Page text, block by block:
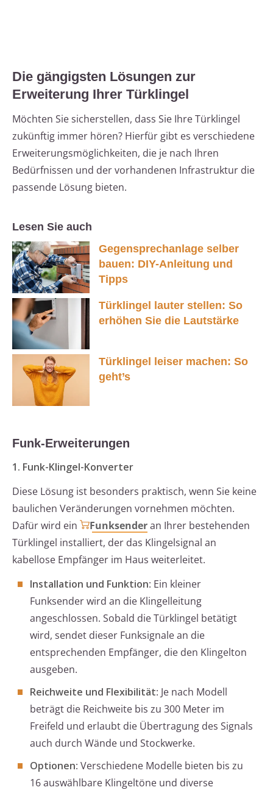
Die gängigsten Lösungen zur
Erweiterung Ihrer Türklingel
Möchten Sie sicherstellen, dass Sie Ihre Türklingel
zukünftig immer hören? Hierfür gibt es verschiedene
Erweiterungsmöglichkeiten, die je nach Ihren
Bedürfnissen und der vorhandenen Infrastruktur die
passende Lösung bieten.
Lesen Sie auch
Gegensprechanlage selber
bauen: DIY-Anleitung und
Tipps
Türklingel lauter stellen: So
erhöhen Sie die Lautstärke
Türklingel leiser machen: So
geht’s
Funk-Erweiterungen
1. Funk-Klingel-Konverter
Diese Lösung ist besonders praktisch, wenn Sie keine
baulichen Veränderungen vornehmen möchten.
Dafür wird ein
Funksenderan Ihrer bestehenden
Türklingel installiert, der das Klingelsignal an
kabellose Empfänger im Haus weiterleitet.
Installation und Funktion: Ein kleiner
Funksender wird an die Klingelleitung
angeschlossen. Sobald die Türklingel betätigt
wird, sendet dieser Funksignale an die
entsprechenden Empfänger, die den Klingelton
ausgeben.
Reichweite und Flexibilität: Je nach Modell
beträgt die Reichweite bis zu 300 Meter im
Freifeld und erlaubt die Übertragung des Signals
auch durch Wände und Stockwerke.
Optionen: Verschiedene Modelle bieten bis zu
16 auswählbare Klingeltöne und diverse